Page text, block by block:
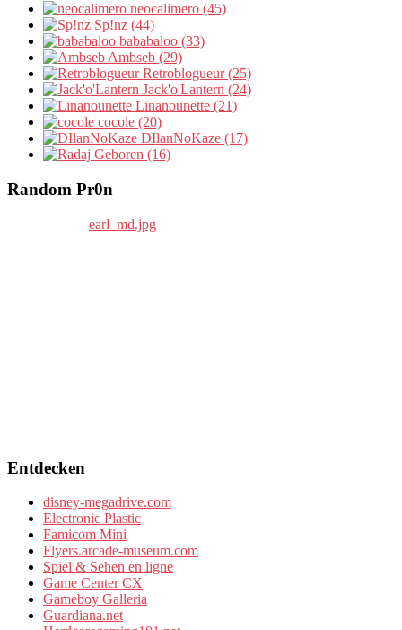
neocalimero (45)
Sp!nz (44)
bababaloo (33)
Ambseb (29)
Retroblogueur (25)
Jack'o'Lantern (24)
Linanounette (21)
cocole (20)
DIlanNoKaze (17)
Geboren (16)
Random Pr0n
Entdecken
disney-megadrive.com
Electronic Plastic
Famicom Mini
Flyers.arcade-museum.com
Spiel & Sehen en ligne
Game Center CX
Gameboy Galleria
Guardiana.net